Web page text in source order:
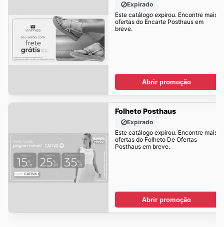
Expirado
Este catálogo expirou. Encontre mais
ofertas do Encarte Posthaus em
breve.
Abrir promoção
Folheto Posthaus
Expirado
Este catálogo expirou. Encontre mais
ofertas do Folheto De Ofertas
Posthaus em breve.
Abrir promoção